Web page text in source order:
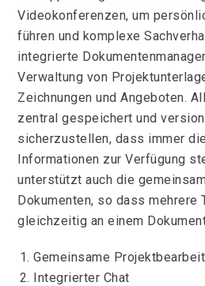
Videokonferenzen, um
führen und komplexe
integrierte
Verwaltung von
Zeichnungen und Angeboten.
zentral gespeichert und
sicherzustellen, dass immer
Informationen zur Verfügung
unterstützt auch die
Dokumenten, so dass mehrere
gleichzeitig an einem
Gemeinsame
Integrierter Chat